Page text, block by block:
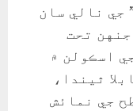
جي نالي سان
تحت
اسڪولن ۾
ٿيندا،
جي نمائش